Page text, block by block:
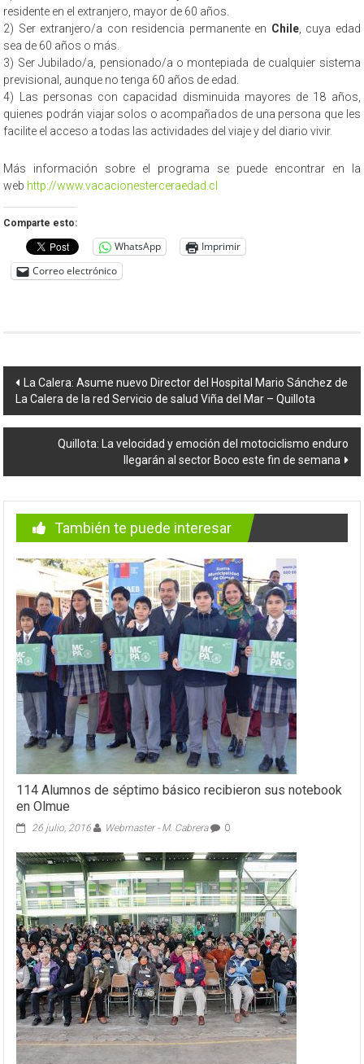
residente en el extranjero, mayor de 60 años.
2) Ser extranjero/a con residencia permanente en Chile, cuya edad
sea de 60 años o más.
3) Ser Jubilado/a, pensionado/a o montepiada de cualquier sistema
previsional, aunque no tenga 60 años de edad.
4) Las personas con capacidad disminuida mayores de 18 años,
quienes podrán viajar solos o acompañados de una persona que les
facilite el acceso a todas las actividades del viaje y del diario vivir.
Más información sobre el programa se puede encontrar en la
web http://www.vacacionesterceraedad.cl
Comparte esto:
WhatsApp
Imprimir
Correo electrónico
Navegación
de
entradas
La Calera: Asume nuevo Director del Hospital Mario Sánchez de
La Calera de la red Servicio de salud Viña del Mar – Quillota
Quillota: La velocidad y emoción del motociclismo enduro
llegarán al sector Boco este fin de semana
También te puede interesar
114 Alumnos de séptimo básico recibieron sus notebook
en Olmue
26 julio, 2016 Webmaster - M. Cabrera 0